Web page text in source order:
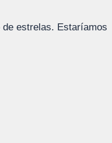
estrelas. Estaríamos